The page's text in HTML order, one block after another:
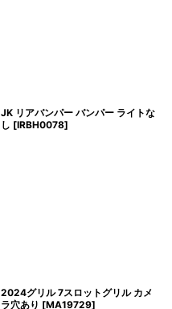
JK リアバンパー バンパー ライトな
し [IRBH0078]
2024グリル 7スロットグリル カメ
ラ穴あり [MA19729]